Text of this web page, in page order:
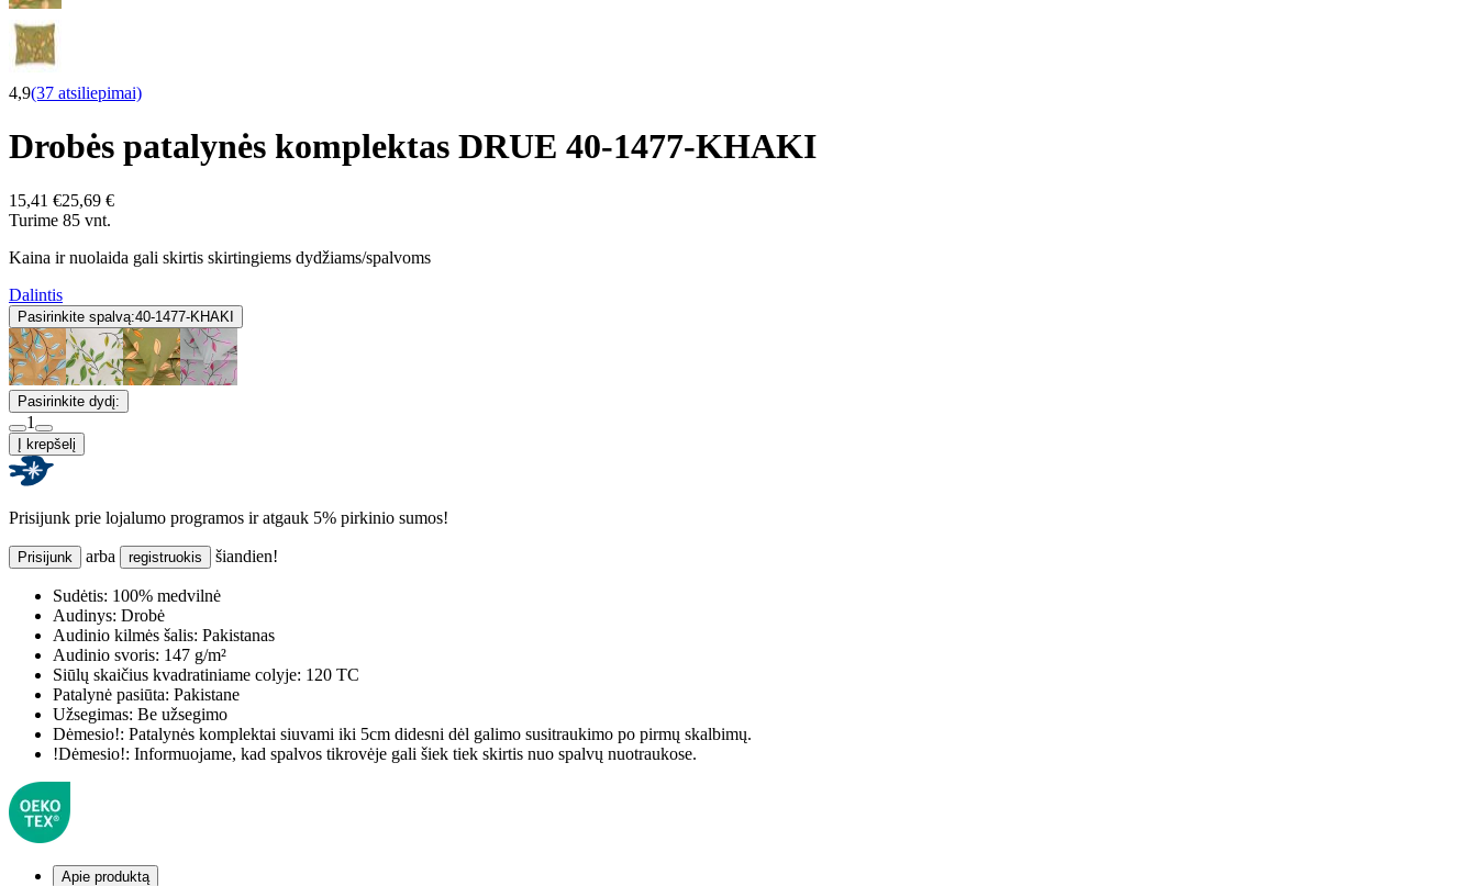
4,9(37 atsiliepimai)
Drobės patalynės komplektas DRUE 40-1477-KHAKI
15,41 €25,69 €
Turime 85 vnt.
Kaina ir nuolaida gali skirtis skirtingiems dydžiams/spalvoms
Dalintis
Pasirinkite spalvą:40-1477-KHAKI
Pasirinkite dydį:
1
Į krepšelį
Prisijunk prie lojalumo programos ir atgauk 5% pirkinio sumos!
Prisijunk arba registruokis šiandien!
Sudėtis: 100% medvilnė
Audinys: Drobė
Audinio kilmės šalis: Pakistanas
Audinio svoris: 147 g/m²
Siūlų skaičius kvadratiniame colyje: 120 TC
Patalynė pasiūta: Pakistane
Užsegimas: Be užsegimo
Dėmesio!: Patalynės komplektai siuvami iki 5cm didesni dėl galimo susitraukimo po pirmų skalbimų.
!Dėmesio!: Informuojame, kad spalvos tikrovėje gali šiek tiek skirtis nuo spalvų nuotraukose.
Apie produktą